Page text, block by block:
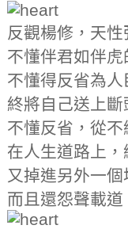
反觀楊修，天性
不懂伴君如伴虎
不懂得反省為人
終將自己送上斷
不懂反省，從不
在人生道路上，
又掉進另外一
而且還怨聲載道